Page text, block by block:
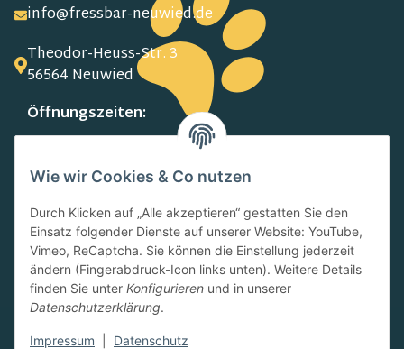
info@fressbar-neuwied.de
Theodor-Heuss-Str. 3
56564 Neuwied
Öffnungszeiten:
09.00-13.00 Uhr
15.00-18.00 Uhr
SA:
10.00-13.00 Uhr
Newsletter
Wie wir Cookies & Co nutzen
Durch Klicken auf „Alle akzeptieren“ gestatten Sie den
Einsatz folgender Dienste auf unserer Website: YouTube,
Vimeo, ReCaptcha. Sie können die Einstellung jederzeit
ändern (Fingerabdruck-Icon links unten). Weitere Details
finden Sie unter Konfigurieren und in unserer
Datenschutzerklärung.
Impressum Datenschutz